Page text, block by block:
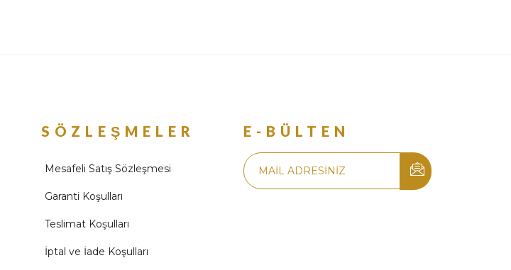
SÖZLEŞMELER
Mesafeli Satış Sözleşmesi
Garanti Koşulları
Teslimat Koşulları
İptal ve İade Koşulları
E-BÜLTEN